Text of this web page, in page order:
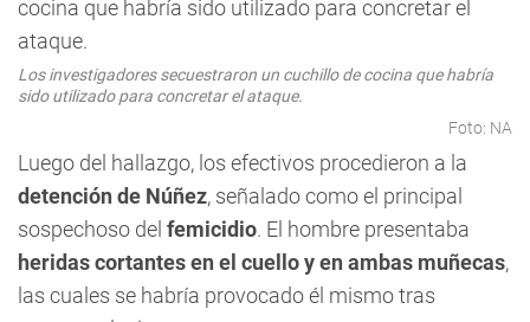
Los investigadores secuestraron un cuchillo de cocina que habría
sido utilizado para concretar el ataque.
Foto: NA
Luego del hallazgo, los efectivos procedieron a la
detención de Núñez, señalado como el principal
sospechoso del femicidio. El hombre presentaba
heridas cortantes en el cuello y en ambas muñecas,
las cuales se habría provocado él mismo tras